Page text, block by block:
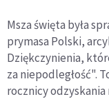
Msza święta była
prymasa Polski,
Dziękczynienia,
za niepodległość".
rocznicy